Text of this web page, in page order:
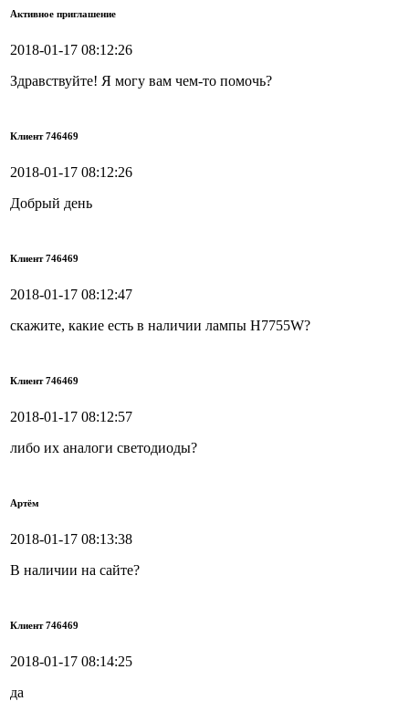
Активное приглашение
2018-01-17 08:12:26
Здравствуйте! Я могу вам чем-то помочь?
Клиент 746469
2018-01-17 08:12:26
Добрый день
Клиент 746469
2018-01-17 08:12:47
скажите, какие есть в наличии лампы H7755W?
Клиент 746469
2018-01-17 08:12:57
либо их аналоги светодиоды?
Артём
2018-01-17 08:13:38
В наличии на сайте?
Клиент 746469
2018-01-17 08:14:25
да